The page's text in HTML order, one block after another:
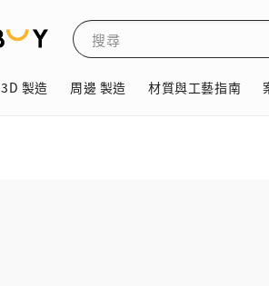
搜尋
3D 製造 周邊 製造 材質與工藝指南